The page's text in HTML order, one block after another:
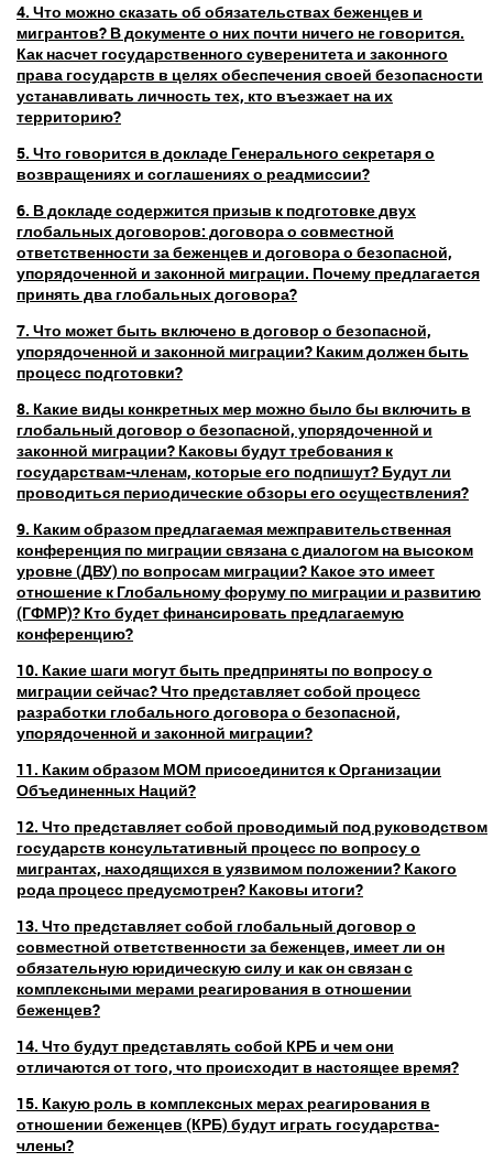
4. Что можно сказать об обязательствах беженцев и
мигрантов? В документе о них почти ничего не говорится.
Как насчет государственного суверенитета и законного
права государств в целях обеспечения своей безопасности
устанавливать личность тех, кто въезжает на их
территорию?
5. Что говорится в докладе Генерального секретаря о
возвращениях и соглашениях о реадмиссии?
6. В докладе содержится призыв к подготовке двух
глобальных договоров: договора о совместной
ответственности за беженцев и договора о безопасной,
упорядоченной и законной миграции. Почему предлагается
принять два глобальных договора?
7. Что может быть включено в договор о безопасной,
упорядоченной и законной миграции? Каким должен быть
процесс подготовки?
8. Какие виды конкретных мер можно было бы включить в
глобальный договор о безопасной, упорядоченной и
законной миграции? Каковы будут требования к
государствам-членам, которые его подпишут? Будут ли
проводиться периодические обзоры его осуществления?
9. Каким образом предлагаемая межправительственная
конференция по миграции связана с диалогом на высоком
уровне (ДВУ) по вопросам миграции? Какое это имеет
отношение к Глобальному форуму по миграции и развитию
(ГФМР)? Кто будет финансировать предлагаемую
конференцию?
10. Какие шаги могут быть предприняты по вопросу о
миграции сейчас? Что представляет собой процесс
разработки глобального договора о безопасной,
упорядоченной и законной миграции?
11. Каким образом МОМ присоединится к Организации
Объединенных Наций?
12. Что представляет собой проводимый под руководством
государств консультативный процесс по вопросу о
мигрантах, находящихся в уязвимом положении? Какого
рода процесс предусмотрен? Каковы итоги?
13. Что представляет собой глобальный договор о
совместной ответственности за беженцев, имеет ли он
обязательную юридическую силу и как он связан с
комплексными мерами реагирования в отношении
беженцев?
14. Что будут представлять собой КРБ и чем они
отличаются от того, что происходит в настоящее время?
15. Какую роль в комплексных мерах реагирования в
отношении беженцев (КРБ) будут играть государства-
члены?